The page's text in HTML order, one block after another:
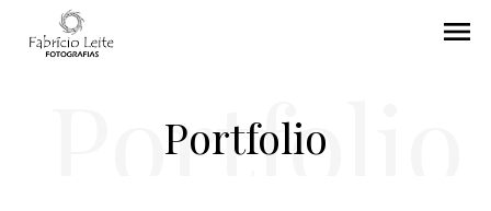
menu
Portfolio
Portfolio